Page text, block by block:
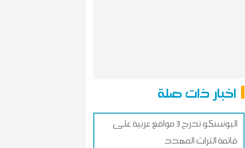
اخبار ذات صلة
اليونسكو تدرج 3 مواقع عربية على
قائمة التراث المهدد